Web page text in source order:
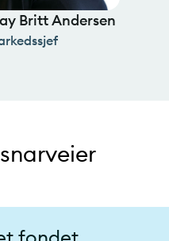
Britt Andersen